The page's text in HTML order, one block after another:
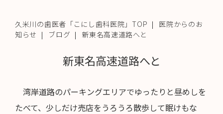
久米川の歯医者「こにし歯科医院」TOP
医院からのお
知らせ
ブログ 新東名高速道路へと
新東名高速道路へと
湾岸道路のパーキングエリアでゆったりと昼めしを
たべて、少しだけ売店をうろうろ散歩して眠けもな